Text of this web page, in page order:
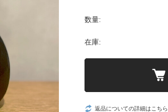
数量:
在庫:
返品についての詳細はこちら